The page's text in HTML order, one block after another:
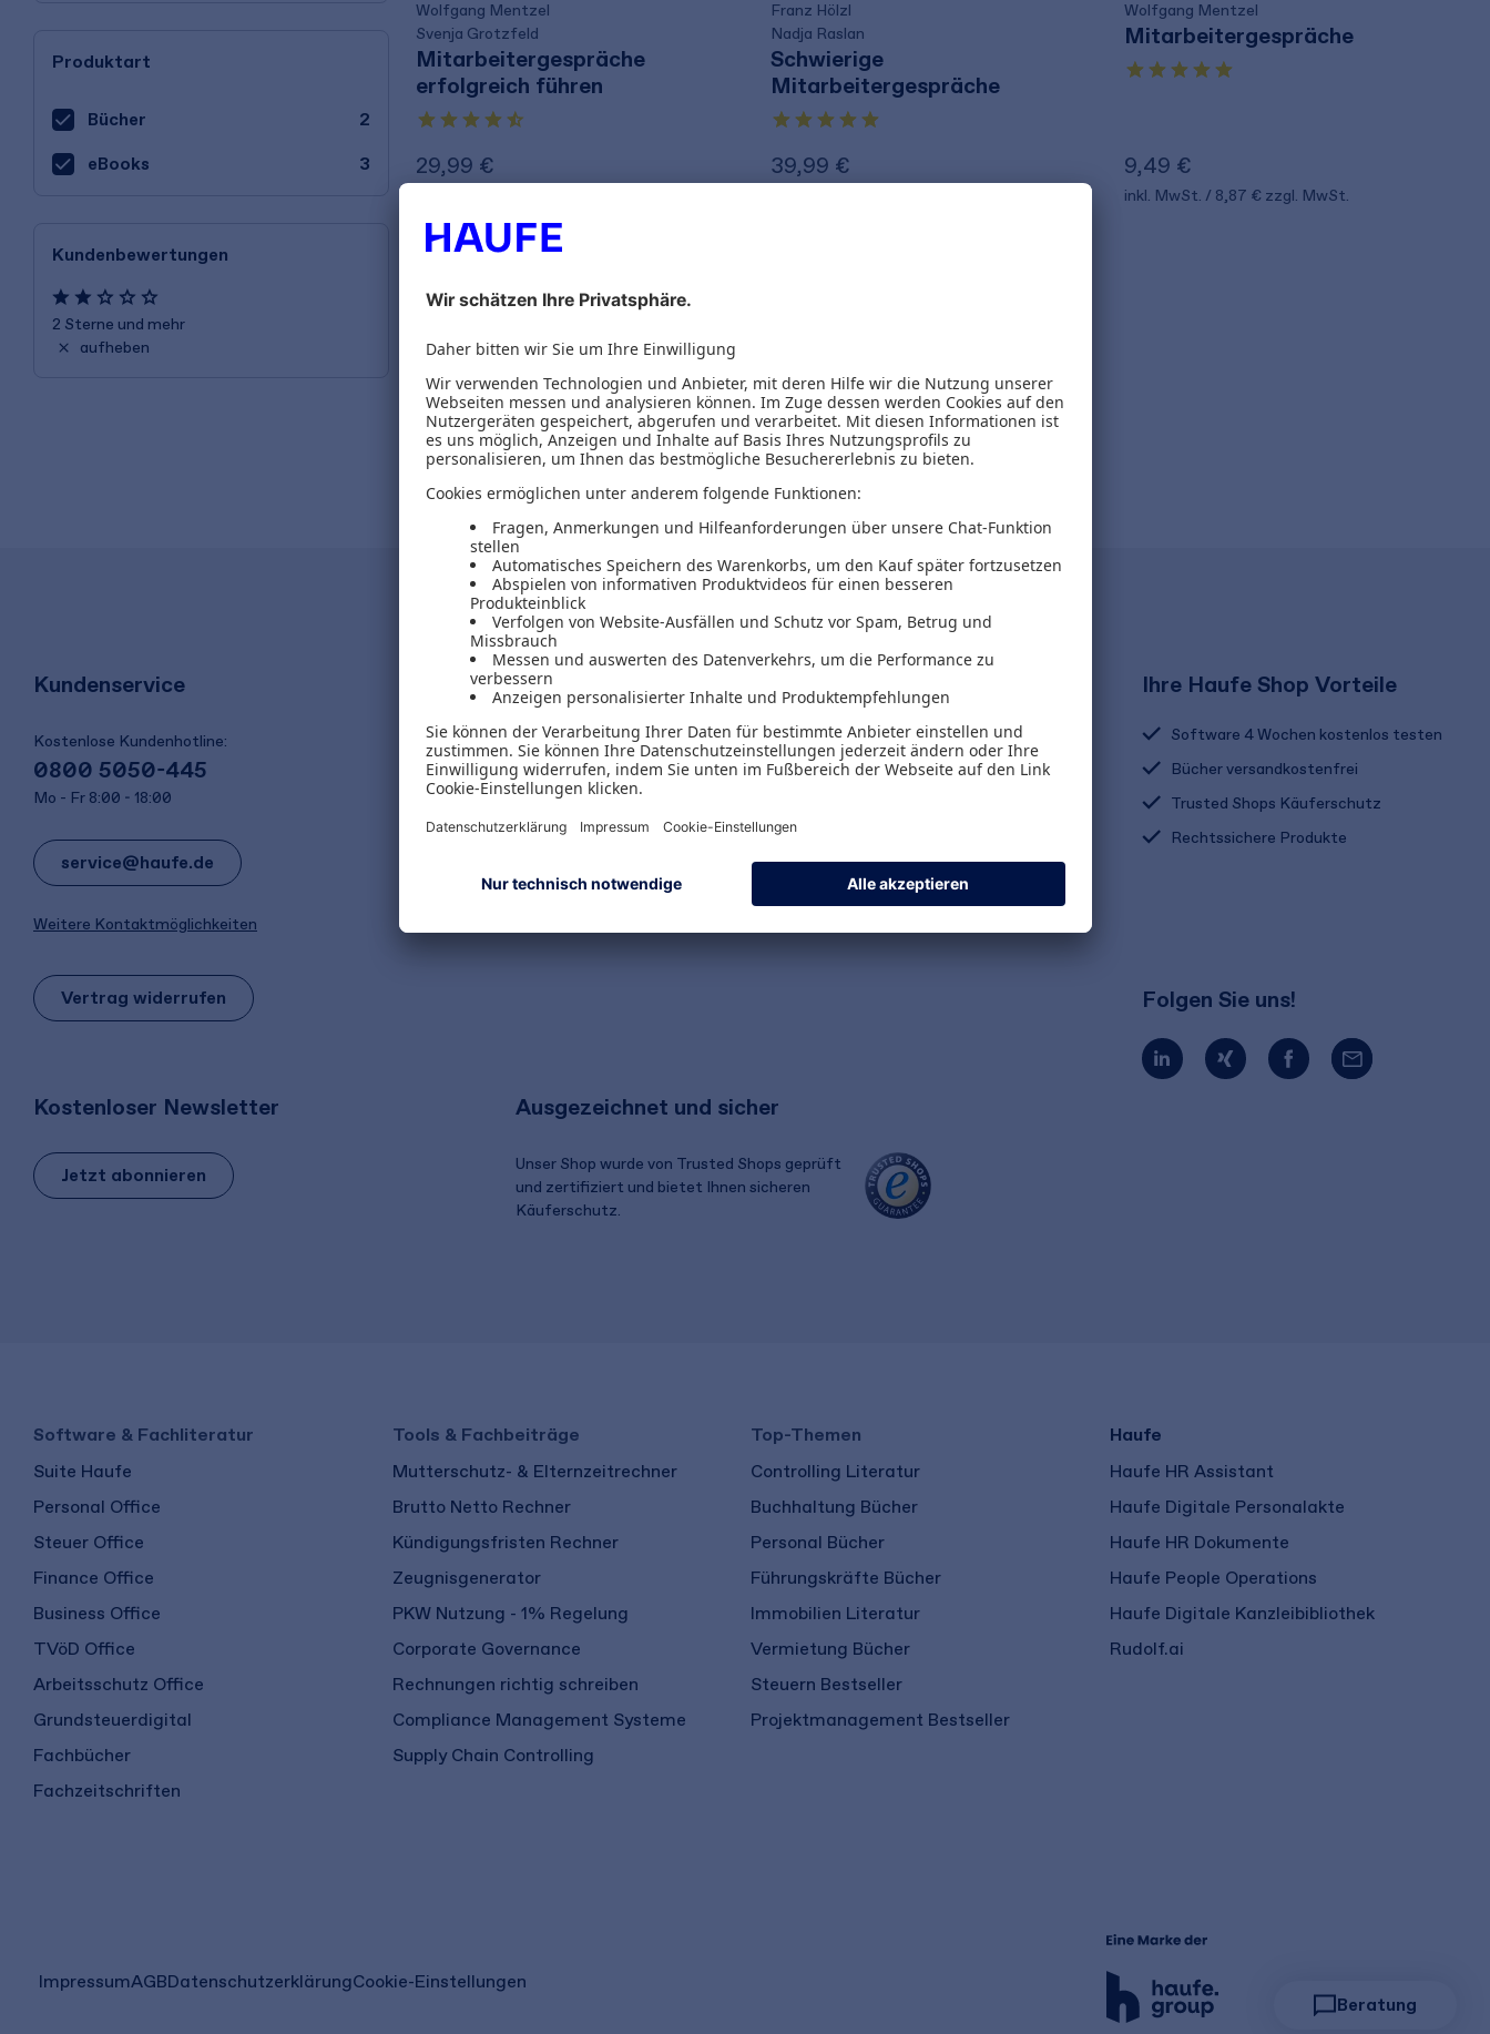
Produktart
Bücher 2
eBooks 3
Kundenbewertungen
2 Sterne und mehr
aufheben
Wolfgang Mentzel
Svenja Grotzfeld
Mitarbeitergespräche
erfolgreich führen
29,99 €
Franz Hölzl
Nadja Raslan
Schwierige
Mitarbeitergespräche
39,99 €
Wolfgang Mentzel
Mitarbeitergespräche
9,49 €
inkl. MwSt. 8,87 € zzgl. MwSt.
Kundenservice
Kostenlose Kundenhotline:
0800 5050-445
Mo - Fr 8:00 - 18:00
service@haufe.de
Weitere Kontaktmöglichkeiten
Vertrag widerrufen
Versand & Zahlungsarten
Versandpauschalen
Kostenlose Rücksendungen
Alle Zahlungsarten
Kostenloser Newsletter
Jetzt abonnieren
Ausgezeichnet und sicher
Unser Shop wurde von Trusted Shops geprüft
und zertifiziert und bietet Ihnen sicheren
Käuferschutz.
Ihre Haufe Shop Vorteile
Software 4 Wochen kostenlos testen
Bücher versandkostenfrei
Trusted Shops Käuferschutz
Rechtssichere Produkte
Folgen Sie uns!
Software & Fachliteratur
Suite Haufe
Personal Office
Steuer Office
Finance Office
Business Office
TVöD Office
Arbeitsschutz Office
Grundsteuerdigital
Fachbücher
Fachzeitschriften
Tools & Fachbeiträge
Mutterschutz- & Elternzeitrechner
Brutto Netto Rechner
Kündigungsfristen Rechner
Zeugnisgenerator
PKW Nutzung - 1% Regelung
Corporate Governance
Rechnungen richtig schreiben
Compliance Management Systeme
Supply Chain Controlling
Top-Themen
Controlling Literatur
Buchhaltung Bücher
Personal Bücher
Führungskräfte Bücher
Immobilien Literatur
Vermietung Bücher
Steuern Bestseller
Projektmanagement Bestseller
Haufe
Haufe HR Assistant
Haufe Digitale Personalakte
Haufe HR Dokumente
Haufe People Operations
Haufe Digitale Kanzleibibliothek
Rudolf.ai
ImpressumAGB(öffnet
DatenschutzerklärungCookie-Einstellungen
Beratung